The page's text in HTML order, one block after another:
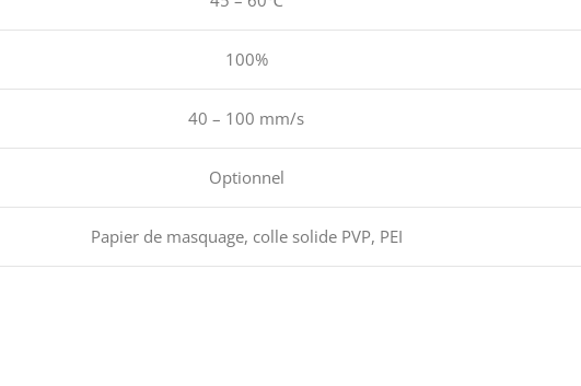
100%
40 – 100 mm/s
Optionnel
Papier de masquage, colle solide PVP, PEI